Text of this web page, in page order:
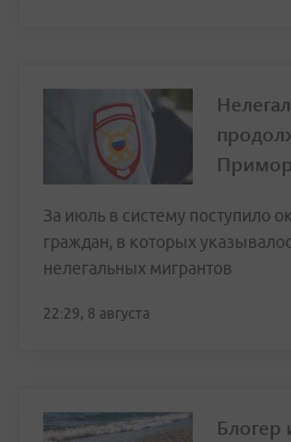
За июль в систему поступило
граждан, в которых
нелегальных мигрантов
22:29, 8 августа
Блогер